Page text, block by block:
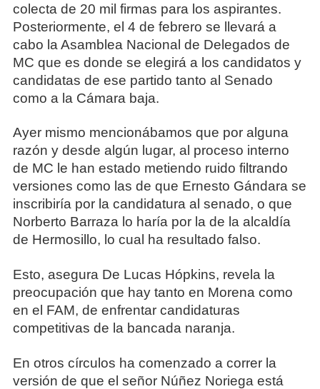
colecta de 20 mil firmas para los aspirantes.
Posteriormente, el 4 de febrero se llevará a
cabo la Asamblea Nacional de Delegados de
MC que es donde se elegirá a los candidatos y
candidatas de ese partido tanto al Senado
como a la Cámara baja.
Ayer mismo mencionábamos que por alguna
razón y desde algún lugar, al proceso interno
de MC le han estado metiendo ruido filtrando
versiones como las de que Ernesto Gándara se
inscribiría por la candidatura al senado, o que
Norberto Barraza lo haría por la de la alcaldía
de Hermosillo, lo cual ha resultado falso.
Esto, asegura De Lucas Hópkins, revela la
preocupación que hay tanto en Morena como
en el FAM, de enfrentar candidaturas
competitivas de la bancada naranja.
En otros círculos ha comenzado a correr la
versión de que el señor Núñez Noriega está